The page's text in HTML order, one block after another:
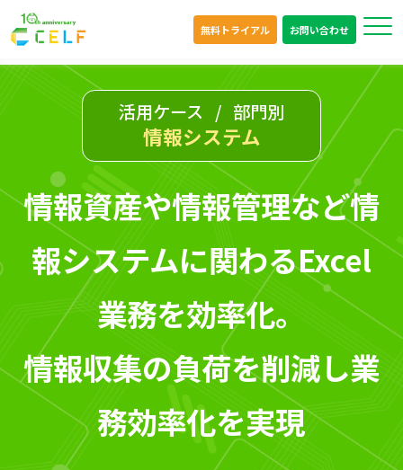
無料トライアル お問い合わせ
活用ケース 部門別
情報システム
情報資産や情報管理など情
報システムに関わるExcel
業務を効率化。
情報収集の負荷を削減し業
務効率化を実現